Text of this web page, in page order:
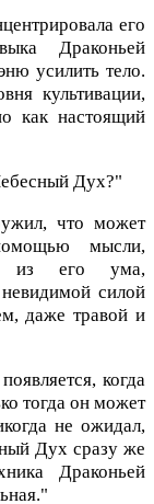
его
Драконьей
усилить тело.
культивации,
как настоящий
Дух?"
что может
мысли,
из его ума,
силой
даже травой и
когда
тогда он может
не ожидал,
Дух сразу же
Драконьей